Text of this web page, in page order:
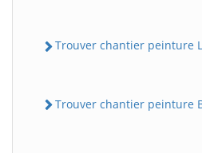
Trouver chantier peinture
Trouver chantier peinture